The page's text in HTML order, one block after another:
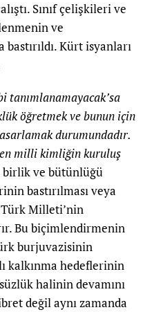
Sınıf çelişkileri ve
ve
Kürt isyanları
tanımlanamayacak’sa
öğretmek ve bunun için
durumundadır.
milli kimliğin kuruluş
ve bütünlüğü
bastırılması veya
Milleti’nin
Bu biçimlendirmenin
burjuvazisinin
kalkınma hedeflerinin
halinin devamını
değil aynı zamanda